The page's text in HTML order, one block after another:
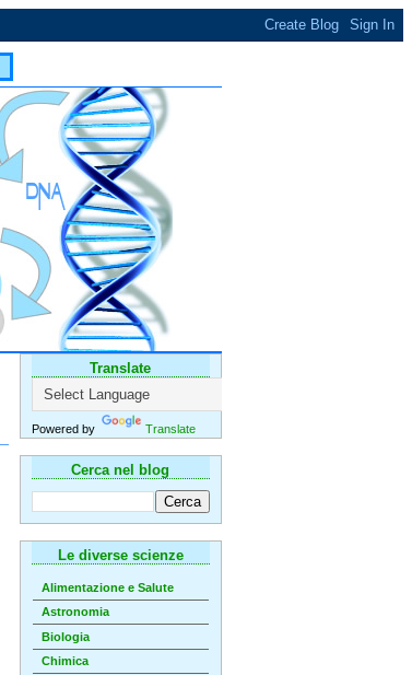
Translate
Powered by Translate
Cerca nel blog
Le diverse scienze
Alimentazione e Salute
Astronomia
Biologia
Chimica